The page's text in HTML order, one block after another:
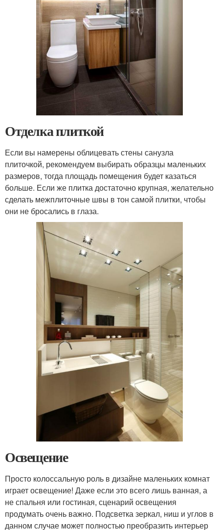
Отделка плиткой
Если вы намерены облицевать стены санузла
плиточкой, рекомендуем выбирать образцы маленьких
размеров, тогда площадь помещения будет казаться
больше. Если же плитка достаточно крупная, желательно
сделать межплиточные швы в тон самой плитки, чтобы
они не бросались в глаза.
Освещение
Просто колоссальную роль в дизайне маленьких комнат
играет освещение! Даже если это всего лишь ванная, а
не спальня или гостиная, сценарий освещения
продумать очень важно. Подсветка зеркал, ниш и углов в
данном случае может полностью преобразить интерьер